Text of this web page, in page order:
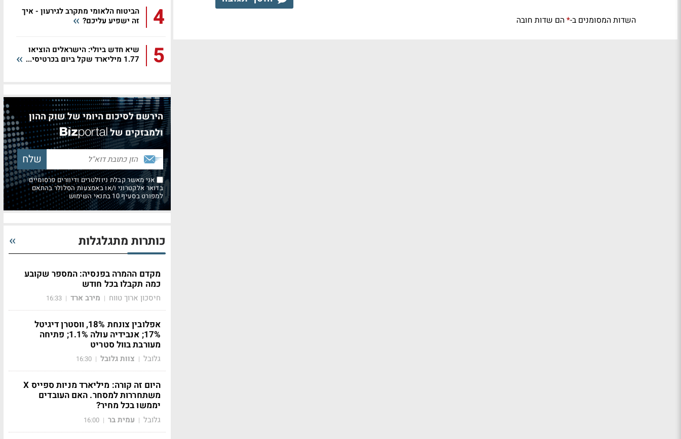
השדות המסומנים ב-*הם שדות חובה 4
הביטוח הלאומי מתקרב לגירעון - איך
זה ישפיע עליכם?
5
שיא חדש ביולי: הישראלים הוציאו
1.77 מיליארד שקל ביום בכרטיסי...
הירשם לסיכום היומי של שוק ההון
ולמבזקים של
אני מאשר קבלת ניוזלטרים ודיוורים פרסומיים
בדואר אלקטרוני ו/או באמצעות הסלולר בהתאם
למפורט בסעיף 10 בתנאי השימוש
כותרות מתגלגלות
מקדם ההמרה בפנסיה: המספר שקובע
כמה תקבלו בכל חודש
חיסכון ארוך טווח | מירב ארד |
16:33
אפלובין צונחת 18%, ווסטרן דיגיטל
17%; אנבידיה עולה 1.1%; פתיחה
מעורבת בוול סטריט
גלובל | צוות גלובל |
16:30
היום זה קורה: מיליארד מניות ספייס X
משתחררות למסחר. האם העובדים
יממשו בכל מחיר?
גלובל | עמית בר |
16:00